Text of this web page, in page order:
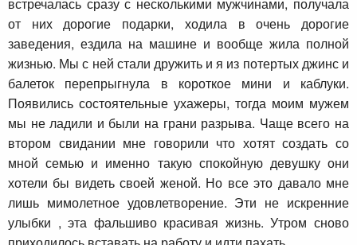
встречалась сразу с несколькими мужчинами, получала
от них дорогие подарки, ходила в очень дорогие
заведения, ездила на машине и вообще жила полной
жизнью. Мы с ней стали дружить и я из потертых джинс и
балеток перепрыгнула в короткое мини и каблуки.
Появились состоятельные ухажеры, тогда моим мужем
мы не ладили и были на грани разрыва. Чаще всего на
втором свидании мне говорили что хотят создать со
мной семью и именно такую спокойную девушку они
хотели бы видеть своей женой. Но все это давало мне
лишь мимолетное удовлетворение. Эти не искренние
улыбки , эта фальшиво красивая жизнь. Утром сново